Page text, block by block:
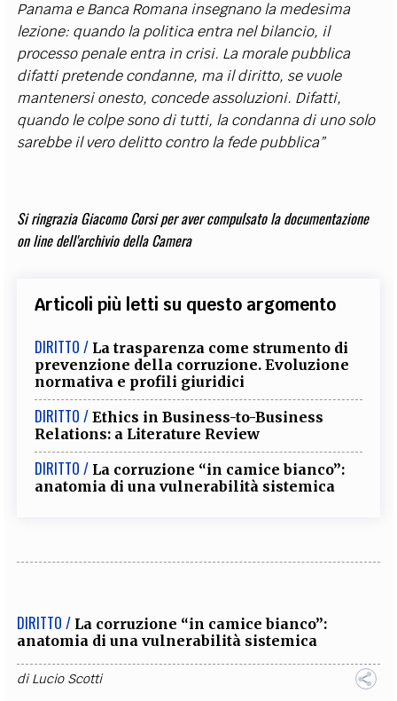
Panama e Banca Romana insegnano la medesima
lezione: quando la politica entra nel bilancio, il
processo penale entra in crisi. La morale pubblica
difatti pretende condanne, ma il diritto, se vuole
mantenersi onesto, concede assoluzioni. Difatti,
quando le colpe sono di tutti, la condanna di uno solo
sarebbe il vero delitto contro la fede pubblica”
Si ringrazia Giacomo Corsi per aver compulsato la documentazione
on line dell'archivio della Camera
Articoli più letti su questo argomento
DIRITTO / La trasparenza come strumento di
prevenzione della corruzione. Evoluzione
normativa e profili giuridici
DIRITTO / Ethics in Business-to-Business
Relations: a Literature Review
DIRITTO / La corruzione “in camice bianco”:
anatomia di una vulnerabilità sistemica
DIRITTO / La corruzione “in camice bianco”:
anatomia di una vulnerabilità sistemica
diLucio Scotti